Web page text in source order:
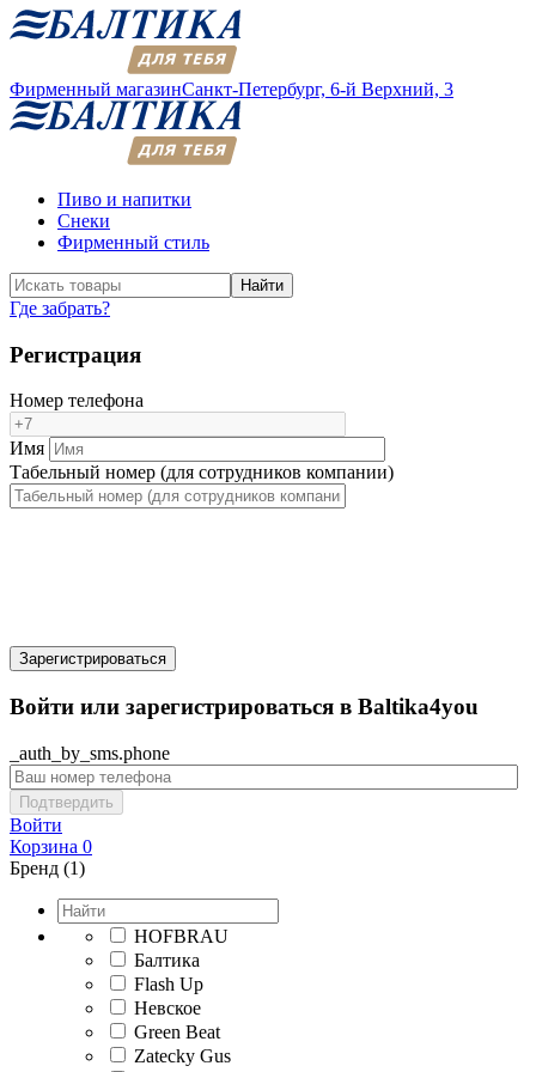
Фирменный магазинСанкт-Петербург, 6-й Верхний, 3
Пиво и напитки
Снеки
Фирменный стиль
Найти
Где забрать?
Регистрация
Номер телефона
Имя
Табельный номер (для сотрудников компании)
Зарегистрироваться
Войти или зарегистрироваться в Baltika4you
_auth_by_sms.phone
Подтвердить
Войти
Корзина 0
Бренд (1)
HOFBRAU
Балтика
Flash Up
Невское
Green Beat
Zatecky Gus